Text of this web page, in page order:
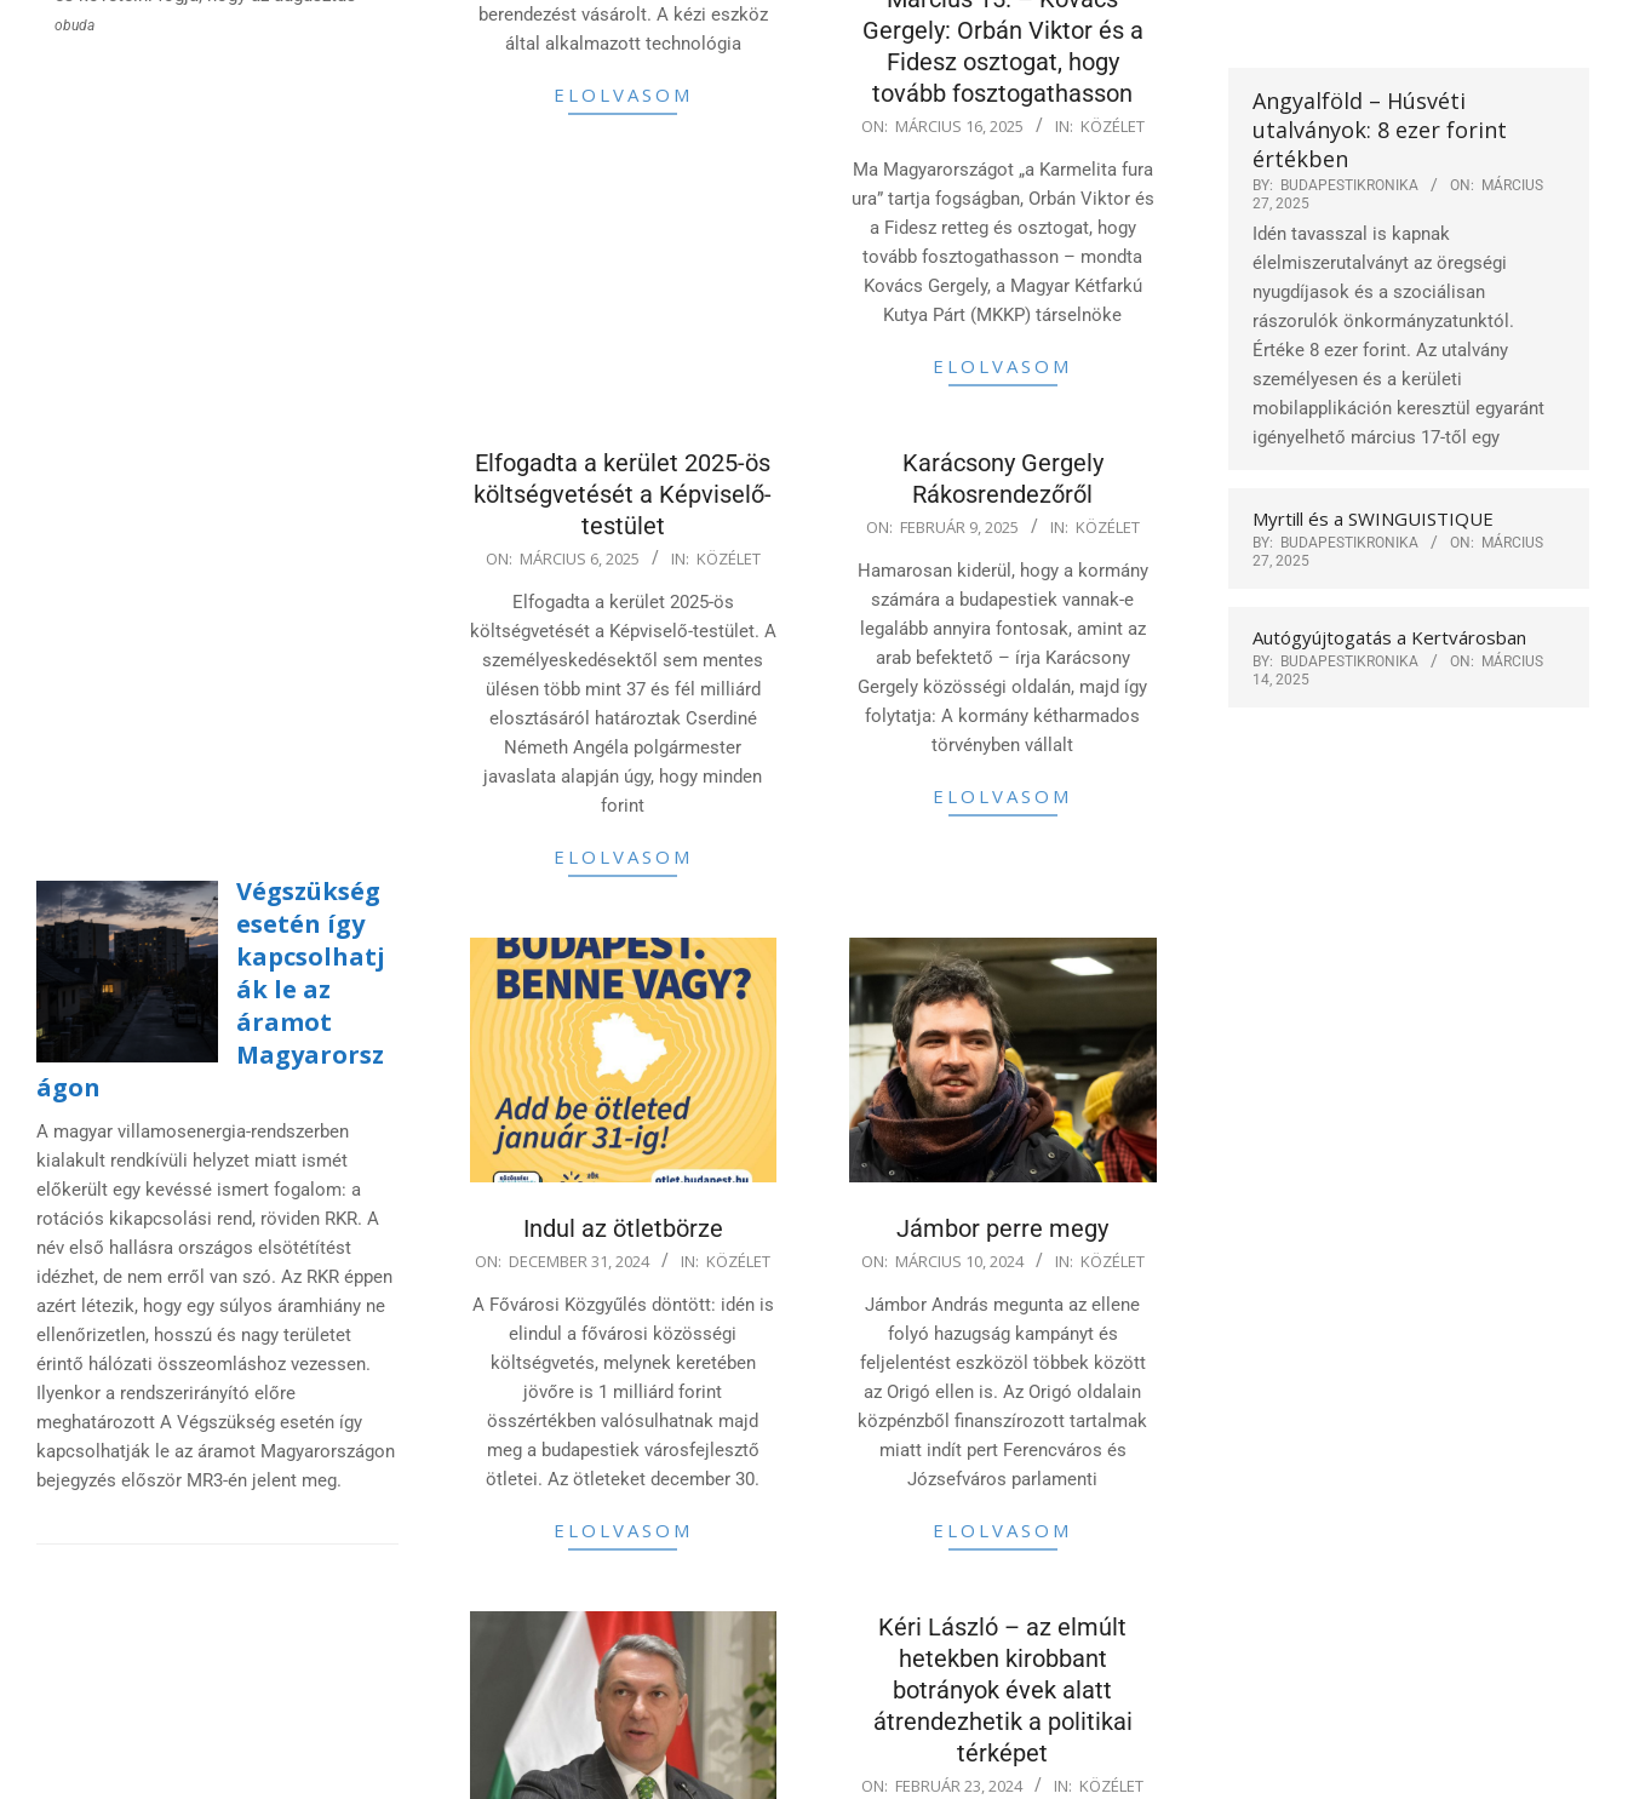
berendezést vásárolt. A kézi eszköz
által alkalmazott technológia
ELOLVASOM
Gergely: Orbán Viktor és a
Fidesz osztogat, hogy
tovább fosztogathasson
2025-
16
ON: MÁRCIUS 16, 2025 IN: KÖZÉLET
Ma Magyarországot „a Karmelita fura
ura” tartja fogságban, Orbán Viktor és
a Fidesz retteg és osztogat, hogy
tovább fosztogathasson – mondta
Kovács Gergely, a Magyar Kétfarkú
Kutya Párt (MKKP) társelnöke
ELOLVASOM
Elfogadta a kerület 2025-ös
költségvetését a Képviselő-
testület
2025-
ON: MÁRCIUS 6, 2025 IN: KÖZÉLET
Elfogadta a kerület 2025-ös
költségvetését a Képviselő-testület. A
személyeskedésektől sem mentes
ülésen több mint 37 és fél milliárd
elosztásáról határoztak Cserdiné
Németh Angéla polgármester
javaslata alapján úgy, hogy minden
forint
ELOLVASOM
Karácsony Gergely
Rákosrendezőről
2025-
09
ON: FEBRUÁR 9, 2025 IN: KÖZÉLET
Hamarosan kiderül, hogy a kormány
számára a budapestiek vannak-e
legalább annyira fontosak, amint az
arab befektető – írja Karácsony
Gergely közösségi oldalán, majd így
folytatja: A kormány kétharmados
törvényben vállalt
ELOLVASOM
Indul az ötletbörze
2024-
31
ON: DECEMBER 31, 2024 IN: KÖZÉLET
A Fővárosi Közgyűlés döntött: idén is
elindul a fővárosi közösségi
költségvetés, melynek keretében
jövőre is 1 milliárd forint
összértékben valósulhatnak majd
meg a budapestiek városfejlesztő
ötletei. Az ötleteket december 30.
ELOLVASOM
Jámbor perre megy
2024-
10
ON: MÁRCIUS 10, 2024 IN: KÖZÉLET
Jámbor András megunta az ellene
folyó hazugság kampányt és
feljelentést eszközöl többek között
az Origó ellen is. Az Origó oldalain
közpénzből finanszírozott tartalmak
miatt indít pert Ferencváros és
Józsefváros parlamenti
ELOLVASOM
Kéri László – az elmúlt
hetekben kirobbant
botrányok évek alatt
átrendezhetik a politikai
térképet
2024-
ON: FEBRUÁR 23, 2024 IN: KÖZÉLET
obuda
Végszükség
esetén így
kapcsolhatj
ák le az
áramot
Magyarorsz
ágon
A magyar villamosenergia-rendszerben
kialakult rendkívüli helyzet miatt ismét
előkerült egy kevéssé ismert fogalom: a
rotációs kikapcsolási rend, röviden RKR. A
név első hallásra országos elsötétítést
idézhet, de nem erről van szó. Az RKR éppen
azért létezik, hogy egy súlyos áramhiány ne
ellenőrizetlen, hosszú és nagy területet
érintő hálózati összeomláshoz vezessen.
Ilyenkor a rendszerirányító előre
meghatározott A Végszükség esetén így
kapcsolhatják le az áramot Magyarországon
bejegyzés először MR3-én jelent meg.
Angyalföld – Húsvéti
utalványok: 8 ezer forint
értékben
BY: BUDAPESTIKRONIKA ON:
MÁRCIUS
27, 2025
Idén tavasszal is kapnak
élelmiszerutalványt az öregségi
nyugdíjasok és a szociálisan
rászorulók önkormányzatunktól.
Értéke 8 ezer forint. Az utalvány
személyesen és a kerületi
mobilapplikáción keresztül egyaránt
igényelhető március 17-től egy
Myrtill és a SWINGUISTIQUE
BY: BUDAPESTIKRONIKA ON:
MÁRCIUS
27, 2025
Autógyújtogatás a Kertvárosban
BY: BUDAPESTIKRONIKA ON:
MÁRCIUS
14, 2025